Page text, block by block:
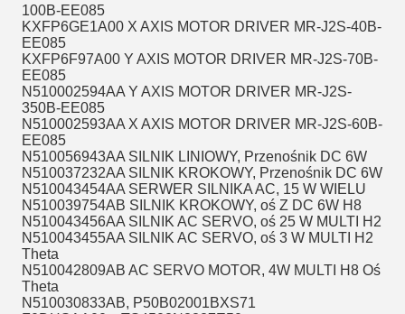
100B-EE085
KXFP6GE1A00 X AXIS MOTOR DRIVER MR-J2S-40B-
EE085
KXFP6F97A00 Y AXIS MOTOR DRIVER MR-J2S-70B-
EE085
N510002594AA Y AXIS MOTOR DRIVER MR-J2S-
350B-EE085
N510002593AA X AXIS MOTOR DRIVER MR-J2S-60B-
EE085
N510056943AA SILNIK LINIOWY, Przenośnik DC 6W
N510037232AA SILNIK KROKOWY, Przenośnik DC 6W
N510043454AA SERWER SILNIKA AC, 15 W WIELU
N510039754AB SILNIK KROKOWY, oś Z DC 6W H8
N510043456AA SILNIK AC SERVO, oś 25 W MULTI H2
N510043455AA SILNIK AC SERVO, oś 3 W MULTI H2
Theta
N510042809AB AC SERVO MOTOR, 4W MULTI H8 Oś
Theta
N510030833AB, P50B02001BXS71